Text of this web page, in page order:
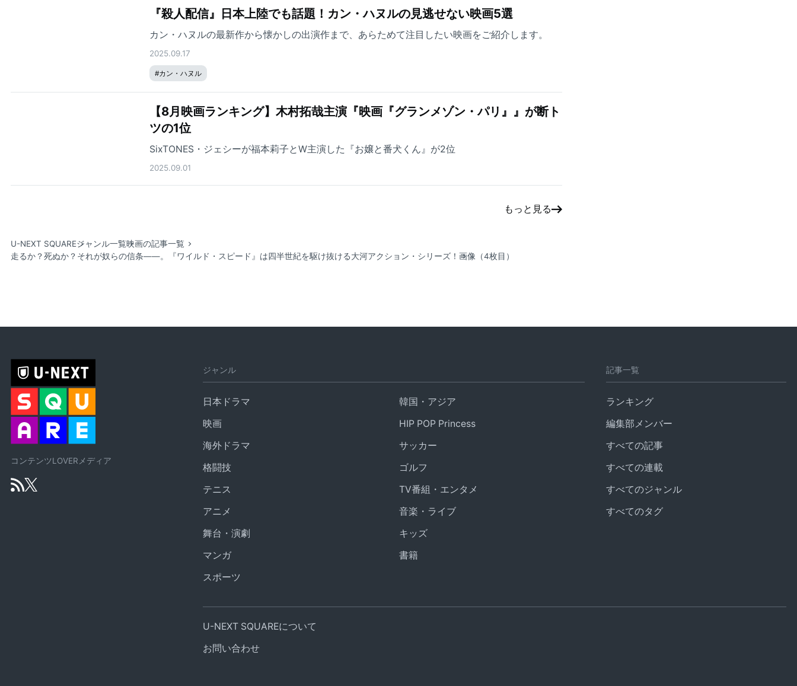
『殺人配信』日本上陸でも話題！カン・ハヌルの見逃せない映画5選
カン・ハヌルの最新作から懐かしの出演作まで、あらためて注目したい映画をご紹介します。
2025.09.17
#カン・ハヌル
【8月映画ランキング】木村拓哉主演『映画『グランメゾン・パリ』』が断ト
ツの1位
SixTONES・ジェシーが福本莉子とW主演した『お嬢と番犬くん』が2位
2025.09.01
もっと見る
U-NEXT SQUAREジャンル一覧映画の記事一覧
走るか？死ぬか？それが奴らの信条——。『ワイルド・スピード』は四半世紀を駆け抜ける大河アクション・シリーズ！ 画像（4枚目）
コンテンツLOVERメディア
ジャンル
日本ドラマ
韓国・アジア
映画
HIP POP Princess
海外ドラマ
サッカー
格闘技
ゴルフ
テニス
TV番組・エンタメ
アニメ
音楽・ライブ
舞台・演劇
キッズ
マンガ
書籍
スポーツ
記事一覧
ランキング
編集部メンバー
すべての記事
すべての連載
すべてのジャンル
すべてのタグ
U-NEXT SQUAREについて
お問い合わせ